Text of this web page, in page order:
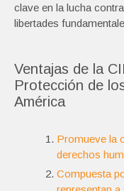
clave en la lucha
libertades
Ventajas de la
Protección de
América
Promueve la
derechos
Compuesta